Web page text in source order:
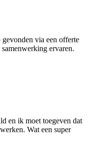
via een offerte
ervaren.
en ik moet toegeven dat
Wat een super